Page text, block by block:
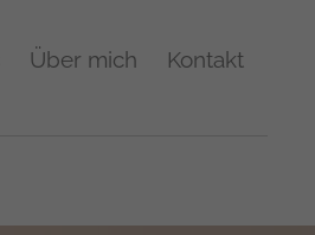
Über mich Kontakt